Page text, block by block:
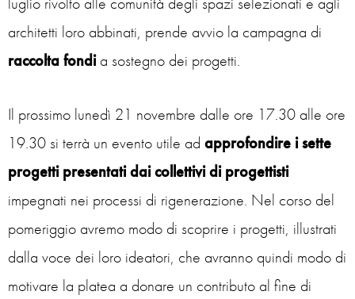
architetti loro abbinati, prende avvio la campagna di
raccolta fondia sostegno dei progetti.
Il prossimo lunedì 21 novembre dalle ore 17.30 alle ore
19.30 si terrà un evento utile ad approfondire i sette
progetti presentati dai collettivi di progettisti
impegnati nei processi di rigenerazione. Nel corso del
pomeriggio avremo modo di scoprire i progetti, illustrati
dalla voce dei loro ideatori, che avranno quindi modo di
motivare la platea a donare un contributo al fine di